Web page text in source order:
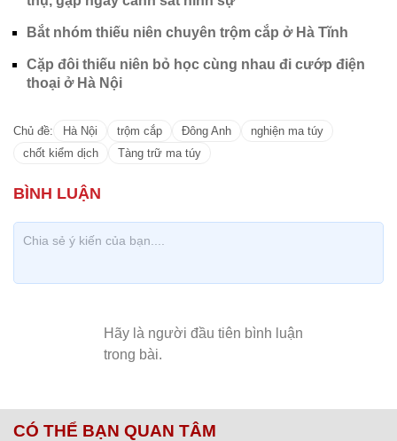
Bắt nhóm thiếu niên chuyên trộm cắp ở Hà Tĩnh
Cặp đôi thiếu niên bỏ học cùng nhau đi cướp điện
thoại ở Hà Nội
Chủ đề: Hà Nội trộm cắp Đông Anh
nghiện ma túy
chốt kiểm dịch
Tàng trữ ma túy
CÓ THỂ BẠN QUAN TÂM